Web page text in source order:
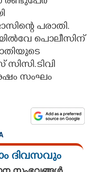
പരാതി.
പൊലീസിന്
സംഘം
ദിവസവും